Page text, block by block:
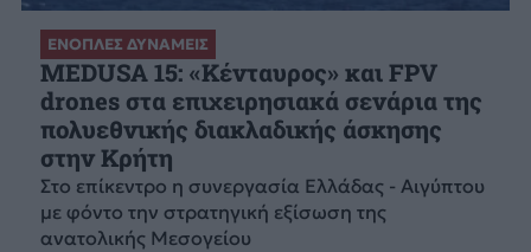
ΕΝΟΠΛΕΣ ΔΥΝΑΜΕΙΣ
MEDUSA 15: «Κένταυρος» και FPV
drones στα επιχειρησιακά σενάρια της
πολυεθνικής διακλαδικής άσκησης
στην Κρήτη
Στο επίκεντρο η συνεργασία Ελλάδας - Αιγύπτου
με φόντο την στρατηγική εξίσωση της
ανατολικής Μεσογείου